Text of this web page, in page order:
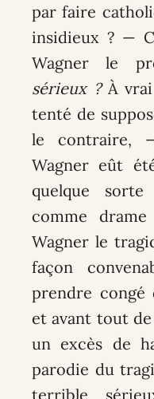
par faire
insidieux ? —
Wagner le
sérieux ?À
tenté de
le contraire,
Wagner eût
quelque
comme
Wagner le
façon
prendre congé
et avant tout
un excès de
parodie du
terrible